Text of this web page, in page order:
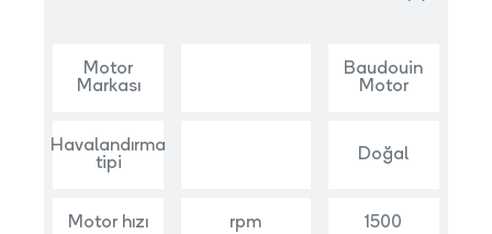
Motor
Markası
Baudouin
Motor
Havalandırma
tipi
Doğal
Motor hızı rpm 1500